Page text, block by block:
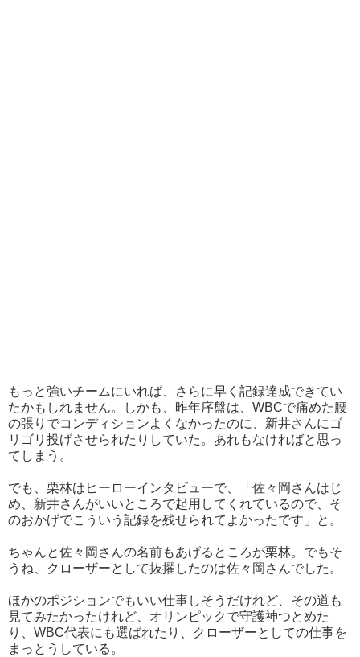
もっと強いチームにいれば、さらに早く記録達成できてい
たかもしれません。しかも、昨年序盤は、WBCで痛めた腰
の張りでコンディションよくなかったのに、新井さんにゴ
リゴリ投げさせられたりしていた。あれもなければと思っ
てしまう。
でも、栗林はヒーローインタビューで、「佐々岡さんはじ
め、新井さんがいいところで起用してくれているので、そ
のおかげでこういう記録を残せられてよかったです」と。
ちゃんと佐々岡さんの名前もあげるところが栗林。でもそ
うね、クローザーとして抜擢したのは佐々岡さんでした。
ほかのポジションでもいい仕事しそうだけれど、その道も
見てみたかったけれど、オリンピックで守護神つとめた
り、WBC代表にも選ばれたり、クローザーとしての仕事を
まっとうしている。